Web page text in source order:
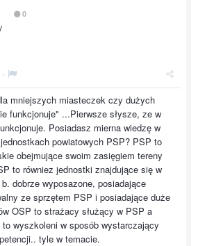
0
·
mniejszych miasteczek czy dużych
funkcjonuje" ...Pierwsze słysze, ze w
Posiadasz mierna wiedzę w
powiatowych PSP? PSP to
obejmujące swoim zasięgiem tereny
to równiez jednostki znajdujące się w
dobrze wyposazone, posiadające
ze sprzętem PSP i posiadające duże
OSP to strażacy służący w PSP a
wyszkoleni w sposób wystarczający
tyle w temacie.